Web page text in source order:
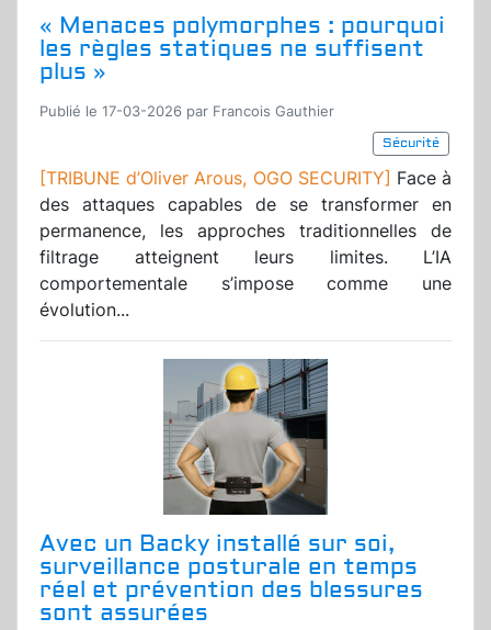
« Menaces polymorphes : pourquoi
les règles statiques ne suffisent
plus »
Publié le 17-03-2026 par Francois Gauthier
Sécurité
[TRIBUNE d’Oliver Arous, OGO SECURITY] Face à
des attaques capables de se transformer en
permanence, les approches traditionnelles de
filtrage atteignent leurs limites. L’IA
comportementale s’impose comme une
évolution...
Avec un Backy installé sur soi,
surveillance posturale en temps
réel et prévention des blessures
sont assurées